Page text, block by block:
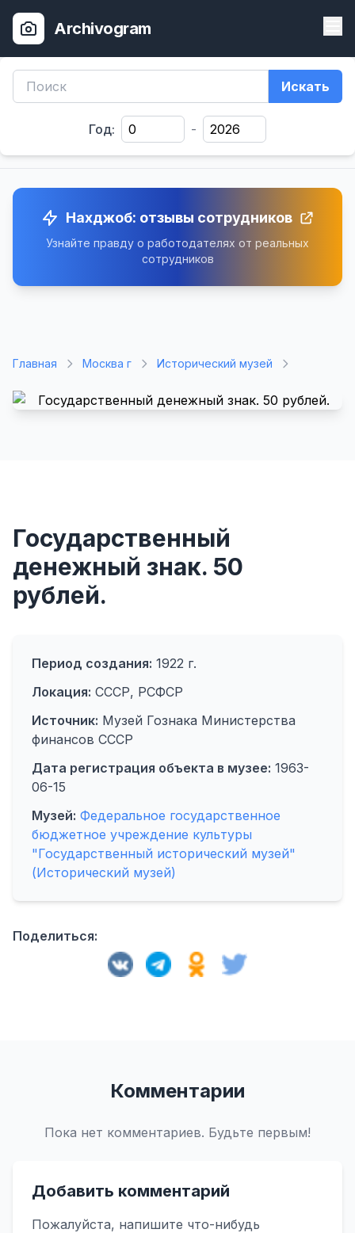
Archivogram
Искать
Год: -
Нахджоб: отзывы сотрудников
Узнайте правду о работодателях от реальных
сотрудников
Главная Москва г Исторический музей
Государственный
денежный знак. 50
рублей.
Период создания: 1922 г.
Локация: СССР, РСФСР
Источник: Музей Гознака Министерства
финансов СССР
Дата регистрация объекта в музее: 1963-
06-15
Музей: Федеральное государственное
бюджетное учреждение культуры
"Государственный исторический музей"
(Исторический музей)
Поделиться:
Комментарии
Пока нет комментариев. Будьте первым!
Добавить комментарий
Пожалуйста, напишите что-нибудь